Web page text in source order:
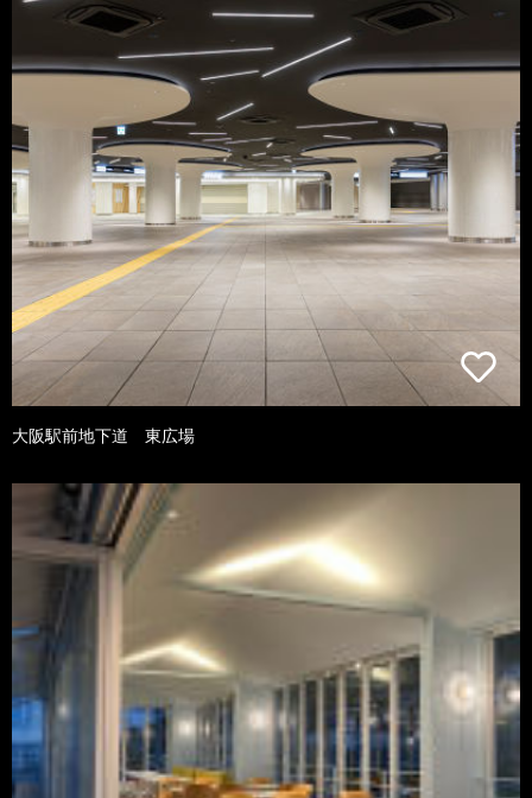
大阪駅前地下道 東広場